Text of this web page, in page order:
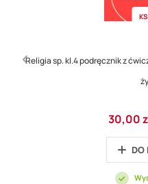
Religia sp. kl.4 podręcznik z
Cena
promocyjna
30,00
DO